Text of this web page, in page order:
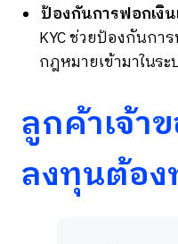
ป้องกันการฟอกเงิ
KYC ช่วยป้องกันกา
กฎหมายเข้ามาในร
ลูกค้าเจ้า
ลงทุนต้อง